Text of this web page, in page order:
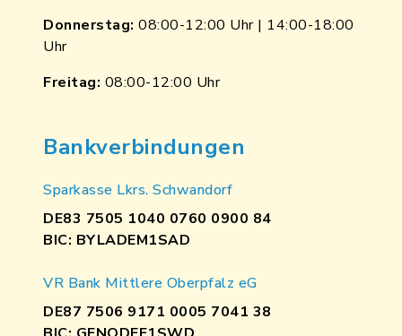
Donnerstag: 08:00-12:00 Uhr | 14:00-18:00
Uhr
Freitag: 08:00-12:00 Uhr
Bankverbindungen
Sparkasse Lkrs. Schwandorf
DE83 7505 1040 0760 0900 84
BIC: BYLADEM1SAD
VR Bank Mittlere Oberpfalz eG
DE87 7506 9171 0005 7041 38